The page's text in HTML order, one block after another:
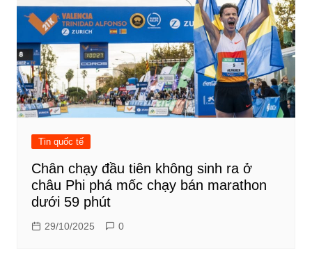
Tin quốc tế
Chân chạy đầu tiên không sinh ra ở
châu Phi phá mốc chạy bán marathon
dưới 59 phút
29/10/2025 0